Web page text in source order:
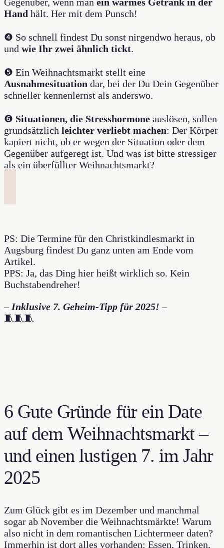
Hand hält. Her mit dem Punsch!
❹ So schnell findest Du sonst nirgendwo heraus, ob
und wie Ihr zwei ähnlich tickt.
❺ Ein Weihnachtsmarkt stellt eine
Ausnahmesituation dar, bei der Du Dein Gegenüber
schneller kennenlernst als anderswo.
❻ Situationen, die Stresshormone auslösen, sollen
grundsätzlich leichter verliebt machen: Der Körper
kapiert nicht, ob er wegen der Situation oder dem
Gegenüber aufgeregt ist. Und was ist bitte stressiger
als ein überfüllter Weihnachtsmarkt?
PS: Die Termine für den Christkindlesmarkt in
Augsburg findest Du ganz unten am Ende vom
Artikel.
PPS: Ja, das Ding hier heißt wirklich so. Kein
Buchstabendreher!
– Inklusive 7. Geheim-Tipp für 2025! –
🧵🧵🧵
6 Gute Gründe für ein Date
auf dem Weihnachtsmarkt –
und einen lustigen 7. im Jahr
2025
Zum Glück gibt es im Dezember und manchmal
sogar ab November die Weihnachtsmärkte! Warum
also nicht in dem romantischen Lichtermeer daten?
Immerhin ist dort alles vorhanden: Essen, Trinken,